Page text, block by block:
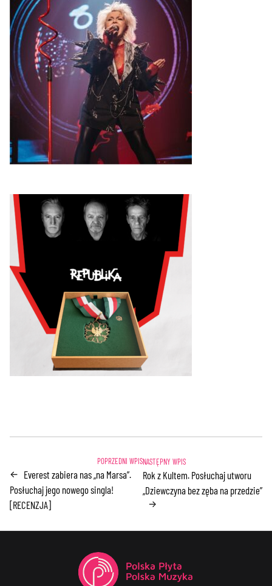
← Everest zabiera nas „na Marsa”.
Posłuchaj jego nowego singla!
[RECENZJA]
Rok z Kultem. Posłuchaj utworu
„Dziewczyna bez zęba na przedzie”
→